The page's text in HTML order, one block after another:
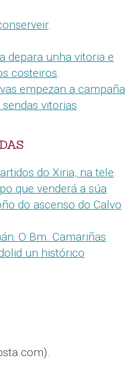
.
depara unha vitoria e
costeiros.
empezan a campaña
vitorias.
do Xiria, na tele.
que venderá a súa
do ascenso do Calvo
O Bm. Camariñas
un histórico